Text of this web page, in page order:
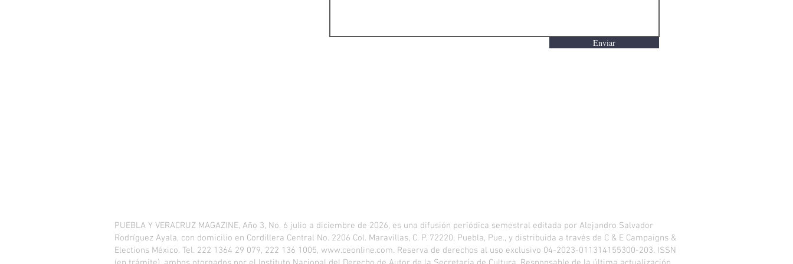
Enviar
PUEBLA Y VERACRUZ MAGAZINE, Año 3, No. 6 julio a diciembre de 2026, es una difusión periódica semestral editada por Alejandro Salvador
Rodríguez Ayala, con domicilio en Cordillera Central No. 2206 Col. Maravillas, C. P. 72220, Puebla, Pue., y distribuida a través de C & E Campaigns &
Elections México. Tel. 222 1364 29 079, 222 136 1005, www.ceonline.com. Reserva de derechos al uso exclusivo 04-2023-011314155300-203. ISSN